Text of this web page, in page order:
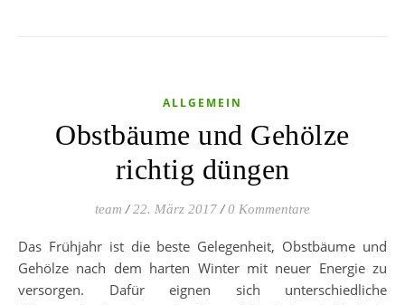
ALLGEMEIN
Obstbäume und Gehölze
richtig düngen
team / 22. März 2017 / 0 Kommentare
Das Frühjahr ist die beste Gelegenheit, Obstbäume und
Gehölze nach dem harten Winter mit neuer Energie zu
versorgen. Dafür eignen sich unterschiedliche